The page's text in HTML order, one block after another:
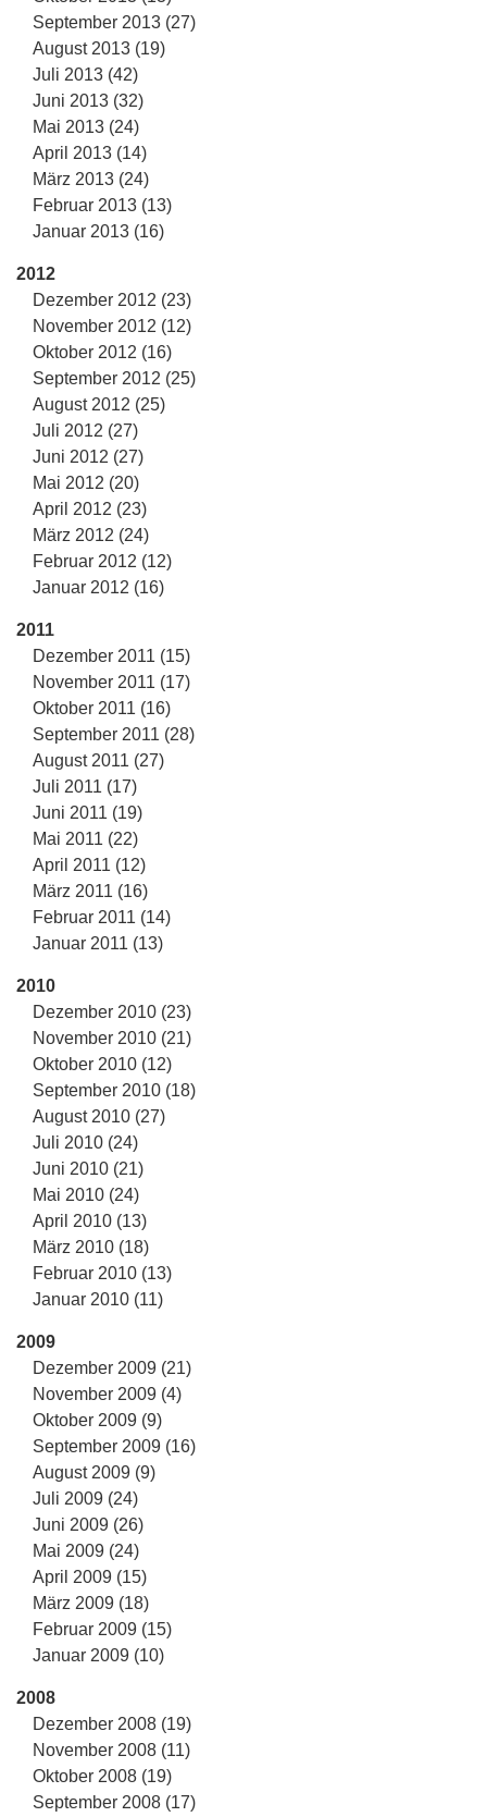
September 2013 (27)
August 2013 (19)
Juli 2013 (42)
Juni 2013 (32)
Mai 2013 (24)
April 2013 (14)
März 2013 (24)
Februar 2013 (13)
Januar 2013 (16)
2012
Dezember 2012 (23)
November 2012 (12)
Oktober 2012 (16)
September 2012 (25)
August 2012 (25)
Juli 2012 (27)
Juni 2012 (27)
Mai 2012 (20)
April 2012 (23)
März 2012 (24)
Februar 2012 (12)
Januar 2012 (16)
2011
Dezember 2011 (15)
November 2011 (17)
Oktober 2011 (16)
September 2011 (28)
August 2011 (27)
Juli 2011 (17)
Juni 2011 (19)
Mai 2011 (22)
April 2011 (12)
März 2011 (16)
Februar 2011 (14)
Januar 2011 (13)
2010
Dezember 2010 (23)
November 2010 (21)
Oktober 2010 (12)
September 2010 (18)
August 2010 (27)
Juli 2010 (24)
Juni 2010 (21)
Mai 2010 (24)
April 2010 (13)
März 2010 (18)
Februar 2010 (13)
Januar 2010 (11)
2009
Dezember 2009 (21)
November 2009 (4)
Oktober 2009 (9)
September 2009 (16)
August 2009 (9)
Juli 2009 (24)
Juni 2009 (26)
Mai 2009 (24)
April 2009 (15)
März 2009 (18)
Februar 2009 (15)
Januar 2009 (10)
2008
Dezember 2008 (19)
November 2008 (11)
Oktober 2008 (19)
September 2008 (17)